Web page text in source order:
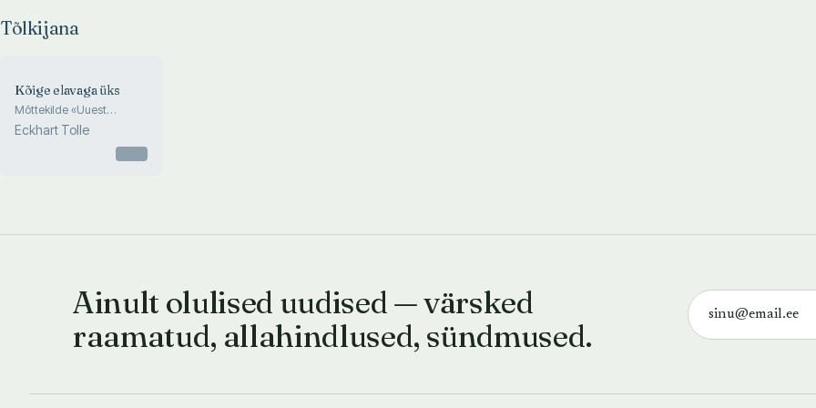
Tõlkijana
Kõige elavaga üks
Mõttekilde «Uuest
maailmast»
Eckhart Tolle
Ainult olulised uudised — värsked
raamatud, allahindlused, sündmused.